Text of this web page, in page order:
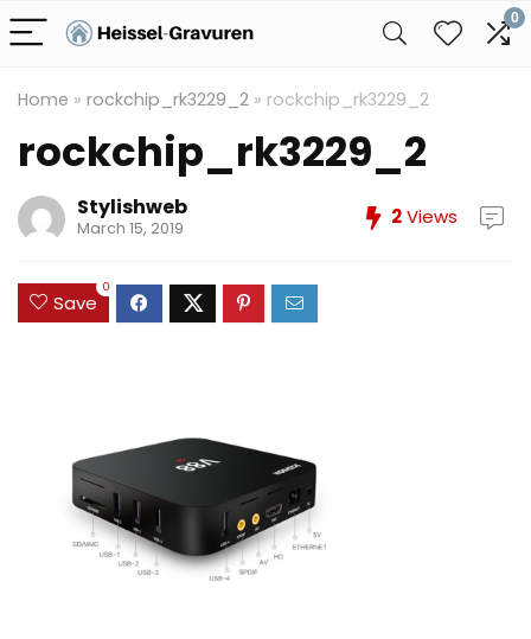
0
Home » rockchip_rk3229_2 » rockchip_rk3229_2
rockchip_rk3229_2
Stylishweb
March 15, 2019 2Views
Save
0